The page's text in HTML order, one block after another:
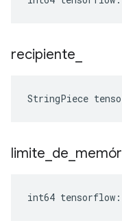
recipiente
StringPiece
limite de
int64